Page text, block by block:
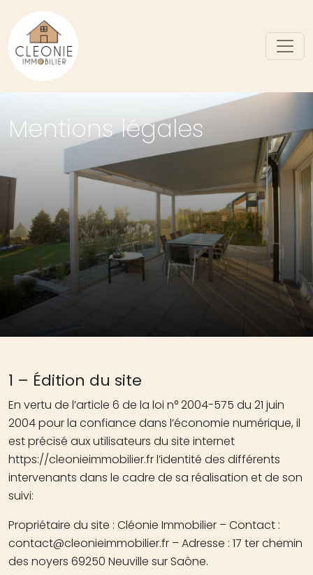
Mentions légales
1 – Édition du site
En vertu de l’article 6 de la loi n° 2004-575 du 21 juin
2004 pour la confiance dans l’économie numérique, il
est précisé aux utilisateurs du site internet
https://cleonieimmobilier.fr l’identité des différents
intervenants dans le cadre de sa réalisation et de son
suivi:
Propriétaire du site : Cléonie Immobilier – Contact :
contact@cleonieimmobilier.fr – Adresse : 17 ter chemin
des noyers 69250 Neuville sur Saône.